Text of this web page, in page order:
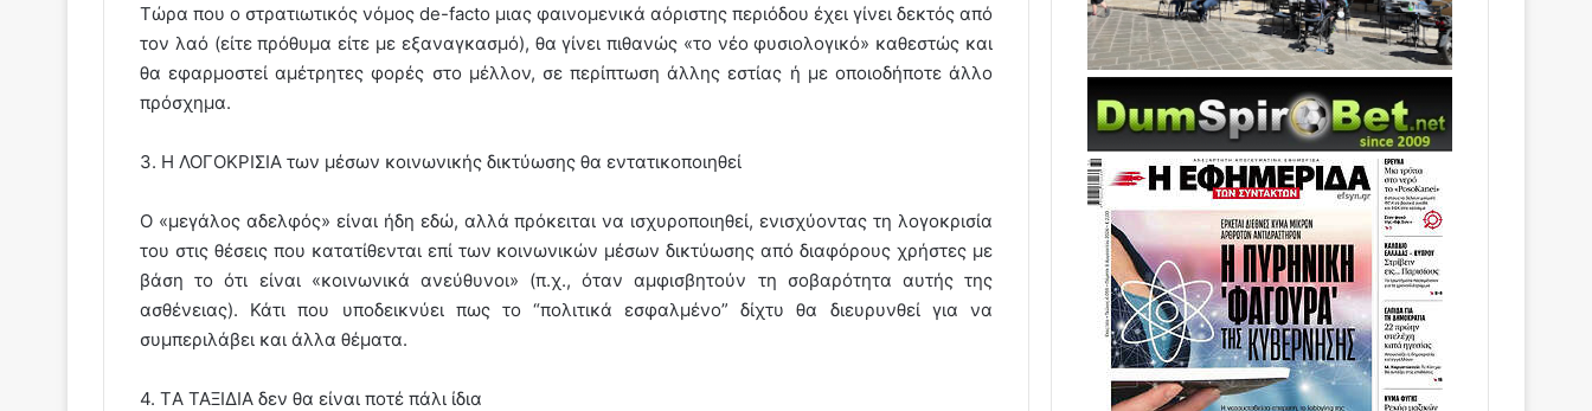
Τώρα που ο στρατιωτικός νόμος de-facto μιας φαινομενικά αόριστης περιόδου έχει γίνει δεκτός από
τον λαό (είτε πρόθυμα είτε με εξαναγκασμό), θα γίνει πιθανώς «το νέο φυσιολογικό» καθεστώς και
θα εφαρμοστεί αμέτρητες φορές στο μέλλον, σε περίπτωση άλλης εστίας ή με οποιοδήποτε άλλο
πρόσχημα.
3. Η ΛΟΓΟΚΡΙΣΙΑ των μέσων κοινωνικής δικτύωσης θα εντατικοποιηθεί
Ο «μεγάλος αδελφός» είναι ήδη εδώ, αλλά πρόκειται να ισχυροποιηθεί, ενισχύοντας τη λογοκρισία
του στις θέσεις που κατατίθενται επί των κοινωνικών μέσων δικτύωσης από διαφόρους χρήστες με
βάση το ότι είναι «κοινωνικά ανεύθυνοι» (π.χ., όταν αμφισβητούν τη σοβαρότητα αυτής της
ασθένειας). Κάτι που υποδεικνύει πως το “πολιτικά εσφαλμένο” δίχτυ θα διευρυνθεί για να
συμπεριλάβει και άλλα θέματα.
4. ΤA ΤΑΞΙΔΙΑ δεν θα είναι ποτέ πάλι ίδια